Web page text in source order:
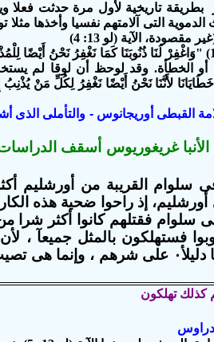
تاريخية لأول مرة حدثت فعلا
التى آلامتهم نفسيا وأخذها مثلا
(2) "مُذْنِبِينَ" معنى كلمة "ديون" حرفياً كما في (مت 6: 12) "وَاغْفِرْ لَنَا ذُنُوبَنَا كَمَا
أو الخطأة. وقد لوحظ أن لوقا لم
الربانية (لو 11: 2- 4) "وَاغْفِرْ لَنَا خَطَايَانَا لأَنَّنَا نَحْنُ أَيْضًا نَغْفِرُ
القبطى أوريجانوس - والتأملى الذى
غريغوريوس أسقف
سلوام القريبة من أورشليم
إذ راحوا ضحية هذه
سلوام فقتلهم كانوا أكثر شرا
فستهلكون بالمثل جميعآ ، لأن
الأشرار وحدهم فى هذه الدنيا ، حتى يمكن اتخاذها دليلأ٠ على